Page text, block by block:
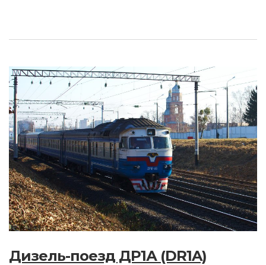
Дизель-поезд ДР1А (DR1A)